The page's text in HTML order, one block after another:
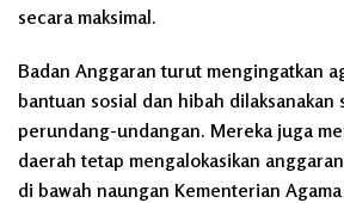
secara maksimal.
Badan Anggaran turut mengingatkan
bantuan sosial dan hibah dilaksanakan
perundang-undangan. Mereka juga
daerah tetap mengalokasikan
di bawah naungan Kementerian